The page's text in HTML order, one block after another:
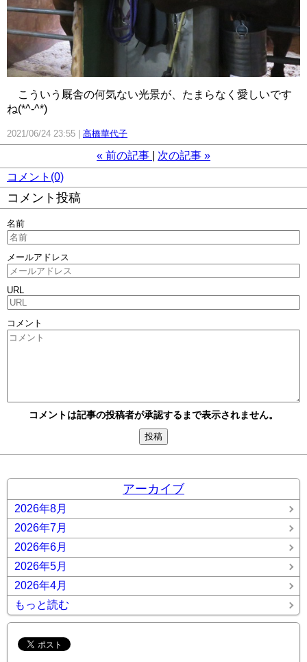
こういう厩舎の何気ない光景が、たまらなく愛しいです
ね(*^-^*)
2021/06/24 23:55 高橋華代子
« 前の記事 次の記事 »
コメント(0)
コメント投稿
名前
メールアドレス
URL
コメント
コメントは記事の投稿者が承認するまで表示されません。
アーカイブ
2026年8月
2026年7月
2026年6月
2026年5月
2026年4月
もっと読む